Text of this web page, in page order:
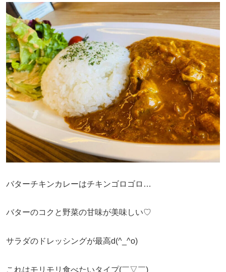
バターチキンカレーはチキンゴロゴロ…
バターのコクと野菜の甘味が美味しい♡
サラダのドレッシングが最高d(^_^o)
これはモリモリ食べたいタイプ(￣▽￣)